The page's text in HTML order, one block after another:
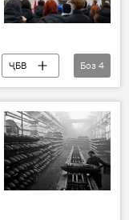
ҶБВ
Боз 4